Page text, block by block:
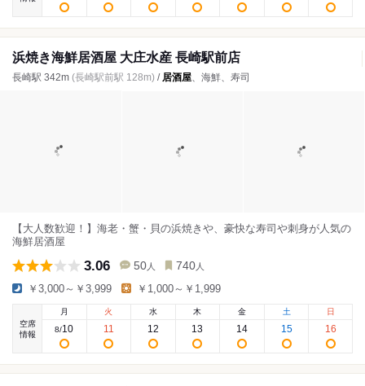
浜焼き海鮮居酒屋 大庄水産 長崎駅前店
長崎駅 342m (長崎駅前駅 128m) / 居酒屋、海鮮、寿司
【大人数歓迎！】海老・蟹・貝の浜焼きや、豪快な寿司や刺身が人気の
海鮮居酒屋
3.06 50 人 740 人
￥3,000～￥3,999 ￥1,000～￥1,999
空席
情報
月
8/10
火
11
水
12
木
13
金
14
土
15
日
16